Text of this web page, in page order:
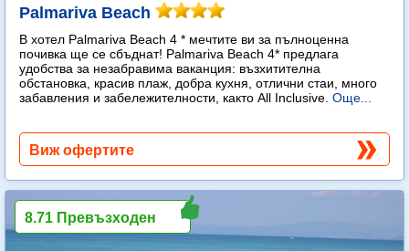
Palmariva Beach
В хотел Palmariva Beach 4 * мечтите ви за пълноценна
почивка ще се сбъднат! Palmariva Beach 4* предлага
удобства за незабравима ваканция: възхитителна
обстановка, красив плаж, добра кухня, отлични стаи, много
забавления и забележителности, както All Inclusive. Още...
Виж офертите
8.71 Превъзходен